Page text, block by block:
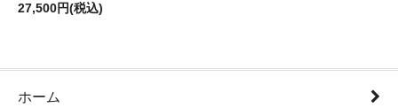
27,500円(税込)
ホーム